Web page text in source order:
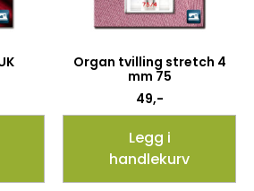
Organ tvilling stretch 4
mm 75
49,-
Legg i
handlekurv